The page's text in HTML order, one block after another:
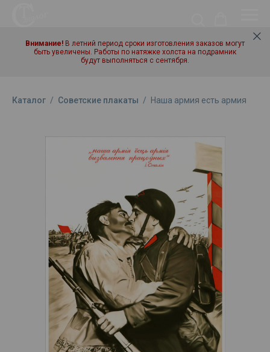
Внимание! В летний период сроки изготовления заказов могут
быть увеличены. Работы по натяжке холста на подрамник
будут выполняться с сентября.
Каталог / Советские плакаты / Наша армия есть армия